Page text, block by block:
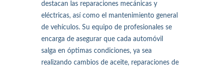
destacan las reparaciones mecánicas y
eléctricas, así como el mantenimiento general
de vehículos. Su equipo de profesionales se
encarga de asegurar que cada automóvil
salga en óptimas condiciones, ya sea
realizando cambios de aceite, reparaciones de